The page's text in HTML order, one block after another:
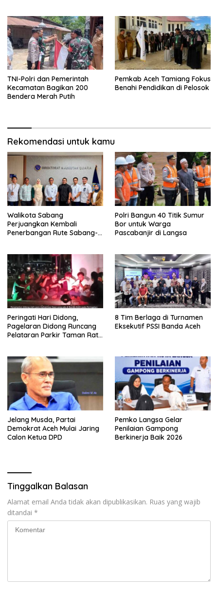
TNI-Polri dan Pemerintah
Kecamatan Bagikan 200
Bendera Merah Putih
Pemkab Aceh Tamiang Fokus
Benahi Pendidikan di Pelosok
Rekomendasi untuk kamu
Walikota Sabang
Perjuangkan Kembali
Penerbangan Rute Sabang-
Polri Bangun 40 Titik Sumur
Bor untuk Warga
Pascabanjir di Langsa
Peringati Hari Didong,
Pagelaran Didong Runcang
Pelataran Parkir Taman Ratu
8 Tim Berlaga di Turnamen
Eksekutif PSSI Banda Aceh
Jelang Musda, Partai
Demokrat Aceh Mulai Jaring
Calon Ketua DPD
Pemko Langsa Gelar
Penilaian Gampong
Berkinerja Baik 2026
Tinggalkan Balasan
Alamat email Anda tidak akan dipublikasikan. Ruas yang wajib
ditandai *